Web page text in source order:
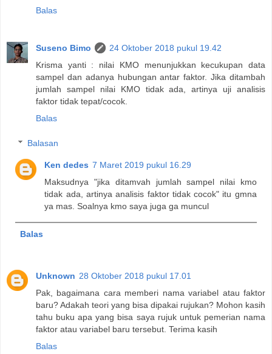
Balas
Suseno Bimo
24 Oktober 2018 pukul 19.42
Krisma yanti : nilai KMO menunjukkan kecukupan data
sampel dan adanya hubungan antar faktor. Jika ditambah
jumlah sampel nilai KMO tidak ada, artinya uji analisis
faktor tidak tepat/cocok.
Balas
Balasan
Ken dedes 7 Maret 2019 pukul 16.29
Maksudnya "jika ditamvah jumlah sampel nilai kmo
tidak ada, artinya analisis faktor tidak cocok" itu gmna
ya mas. Soalnya kmo saya juga ga muncul
Balas
Unknown 28 Oktober 2018 pukul 17.01
Pak, bagaimana cara memberi nama variabel atau faktor
baru? Adakah teori yang bisa dipakai rujukan? Mohon kasih
tahu buku apa yang bisa saya rujuk untuk pemerian nama
faktor atau variabel baru tersebut. Terima kasih
Balas